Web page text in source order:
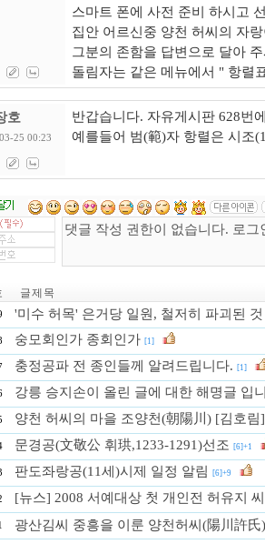
스마트 폰에 사전 준비 하시고
집안 어르신중 양천 허씨의 자
그분의 존함을 답변으로 달아
돌림자는 같은 메뉴에서 " 항렬
호
25 00:23
반갑습니다. 자유게시판 628번
예를들어 범(範)자 항렬은 시조
글 제 목
'미수 허목' 은거당 일원, 철저히 파괴된 것
숭모회인가 종회인가 [1]
충정공파 전 종인들께 알려드립니다. [1]
강릉 승지손이 올린 글에 대한 해명글 입
양천 허씨의 마을 조양천(朝陽川) [김호림]
문경공(文敬公 휘珙,1233-1291)선조 [6]+1
판도좌랑공(11세)시제 일정 알림 [6]+9
[뉴스] 2008 서예대상 첫 개인전 허유지 씨
광산김씨 중흥을 이룬 양천허씨(陽川許氏